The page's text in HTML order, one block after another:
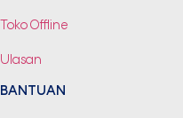
Toko Offline
Ulasan
BANTUAN